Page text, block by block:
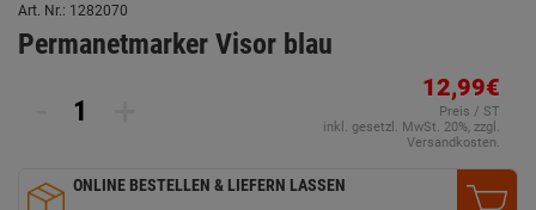
Art. Nr.: 1282070
Permanetmarker Visor blau
12,99€
Preis / ST
inkl. gesetzl. MwSt. 20%, zzgl.
Versandkosten.
ONLINE BESTELLEN & LIEFERN LASSEN